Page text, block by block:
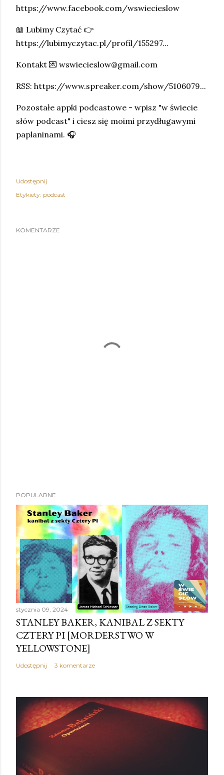
https://www.facebook.com/wswiecieslow
📖 Lubimy Czytać 👉
https://lubimyczytac.pl/profil/155297...
Kontakt 💌 wswiecieslow@gmail.com
RSS: https://www.spreaker.com/show/5106079...
Pozostałe appki podcastowe - wpisz "w świecie
słów podcast" i ciesz się moimi przydługawymi
paplaninami. 🎧
Udostępnij
Etykiety: podcast
KOMENTARZE
POPULARNE
stycznia 09, 2024
STANLEY BAKER, KANIBAL Z SEKTY
CZTERY PI [MORDERSTWO W
YELLOWSTONE]
Udostępnij 3 komentarze